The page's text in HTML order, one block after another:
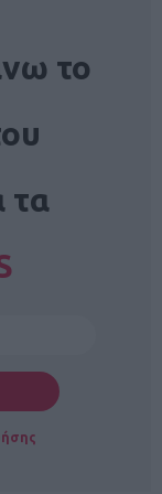
το
τα